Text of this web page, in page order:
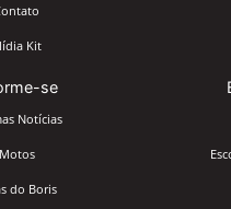
Kit
se
Notícias
Motos
do Boris